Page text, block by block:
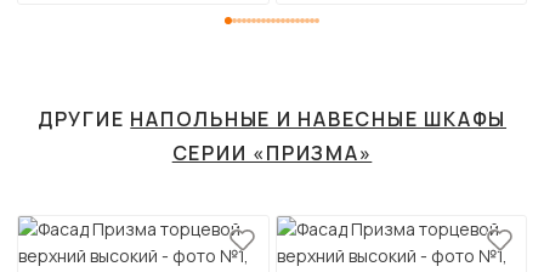
ДРУГИЕ НАПОЛЬНЫЕ И НАВЕСНЫЕ ШКАФЫ
СЕРИИ «ПРИЗМА»